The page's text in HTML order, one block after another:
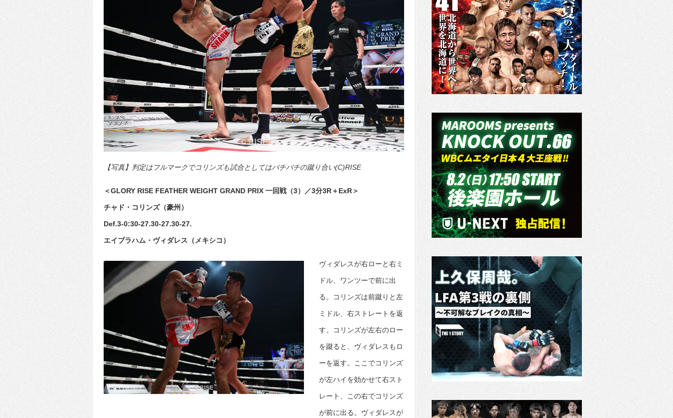
【写真】判定はフルマークでコリンズも試合としてはバチバチの蹴り合い(C)RISE
＜GLORY RISE FEATHER WEIGHT GRAND PRIX 一回戦（3）／3分3R＋ExR＞
チャド・コリンズ（豪州）
Def.3-0:30-27.30-27.30-27.
エイブラハム・ヴィダレス（メキシコ）
ヴィダレスが右ローと右ミ
ドル、ワンツーで前に出
る。コリンズは前蹴りと左
ミドル、右ストレートを返
す。コリンズが左右のロー
を蹴ると、ヴィダレスもロ
ーを返す。ここでコリンズ
が左ハイを効かせて右スト
レート、この右でコリンズ
が前に出る。ヴィダレスが